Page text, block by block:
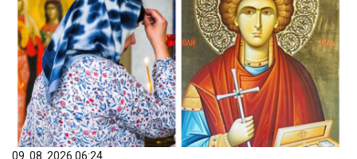
09. 08. 2026 06:24
Mame, danas ne čistimo kuću. Poštujemo Svetog
Panteliju